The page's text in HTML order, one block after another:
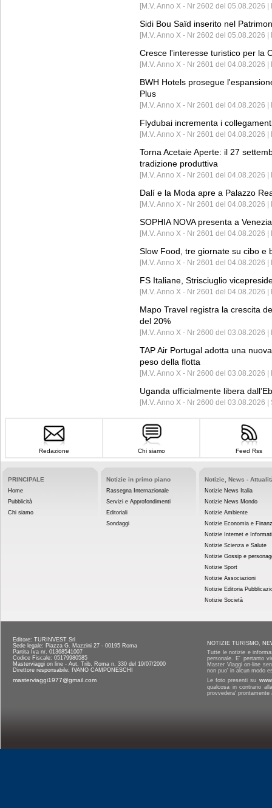
[M.V. Anno X - Nr 2602 del 05.08.2026
Sidi Bou Saïd inserito nel
[M.V. Anno X - Nr 2602 del 05.08.2026
Cresce l'interesse turistico per la
[M.V. Anno X - Nr 2601 del 04.08.2026 |
BWH Hotels prosegue
Plus
[M.V. Anno X - Nr 2601 del 04.08.2026 |
Flydubai incrementa i
[M.V. Anno X - Nr 2601 del 04.08.2026 |
Torna Acetaie Aperte: il 27
tradizione produttiva
[M.V. Anno X - Nr 2601 del 04.08.2026 |
Dalí e la Moda apre a Palazzo
[M.V. Anno X - Nr 2601 del 04.08.2026 |
SOPHIA NOVA presenta a
[M.V. Anno X - Nr 2601 del 04.08.2026
Slow Food, tre giornate su cibo e
[M.V. Anno X - Nr 2601 del 04.08.2026 |
FS Italiane, Strisciuglio
[M.V. Anno X - Nr 2601 del 04.08.2026 |
Mapo Travel registra la crescita
del 20%
[M.V. Anno X - Nr 2600 del 03.08.2026 |
TAP Air Portugal adotta una
peso della flotta
[M.V. Anno X - Nr 2600 del 03.08.2026
Uganda ufficialmente libera
[M.V. Anno X - Nr 2600 del 03.08.2026
Redazione Chi siamo Feed Rss
PRINCIPALE
Home
Pubblicità
Chi siamo
Notizie in primo piano
Rassegna Internazionale
Servizi e Approfondimenti
Editoriali
Sondaggi
Notizie, News -
Notizie News Italia
Notizie News Mondo
Notizie Ambiente
Notizie Economia e
Notizie Internet e
Notizie Scienza e Salute
Notizie Gossip e
Notizie Sport
Notizie Associazioni
Notizie Editoria
Notizie Società
Editore: TURINVEST Srl
Sede legale: Piazza G. Mazzini 27 - 00195 Roma
Partita Iva nr. 01368541007
Codice Fiscale: 05179980585
Masterviaggi on line - Aut. Trib. Roma n. 330 del 19/07/2000
Direttore responsabile: IVANO CAMPONESCHI
masterviaggi1977@gmail.com
NOTIZIE TURISMO,
Tutte le notizie e
personale. E' pertanto
Master Viaggi on-line
non puo' in alcun modo
Le foto presenti su
qualcosa in contrario
provvedera'